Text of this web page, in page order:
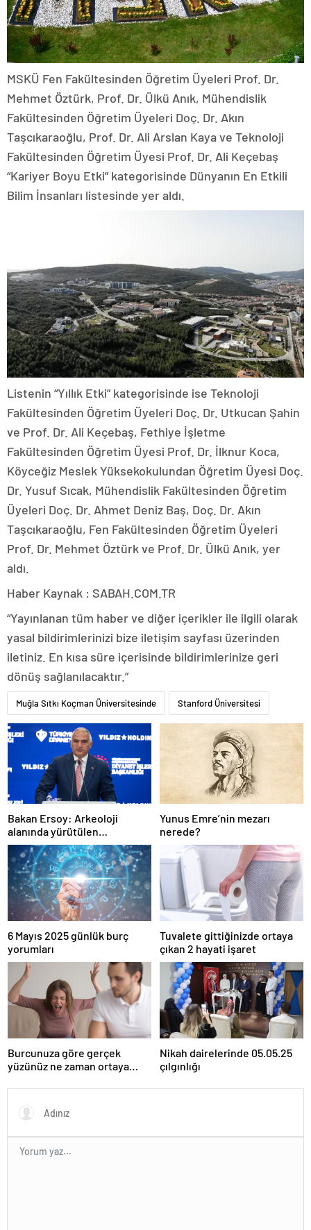
MSKÜ Fen Fakültesinden Öğretim Üyeleri Prof. Dr.
Mehmet Öztürk, Prof. Dr. Ülkü Anık, Mühendislik
Fakültesinden Öğretim Üyeleri Doç. Dr. Akın
Taşcıkaraoğlu, Prof. Dr. Ali Arslan Kaya ve Teknoloji
Fakültesinden Öğretim Üyesi Prof. Dr. Ali Keçebaş
“Kariyer Boyu Etki” kategorisinde Dünyanın En Etkili
Bilim İnsanları listesinde yer aldı.
Listenin “Yıllık Etki” kategorisinde ise Teknoloji
Fakültesinden Öğretim Üyeleri Doç. Dr. Utkucan Şahin
ve Prof. Dr. Ali Keçebaş, Fethiye İşletme
Fakültesinden Öğretim Üyesi Prof. Dr. İlknur Koca,
Köyceğiz Meslek Yüksekokulundan Öğretim Üyesi Doç.
Dr. Yusuf Sıcak, Mühendislik Fakültesinden Öğretim
Üyeleri Doç. Dr. Ahmet Deniz Baş, Doç. Dr. Akın
Taşcıkaraoğlu, Fen Fakültesinden Öğretim Üyeleri
Prof. Dr. Mehmet Öztürk ve Prof. Dr. Ülkü Anık, yer
aldı.
Haber Kaynak : SABAH.COM.TR
“Yayınlanan tüm haber ve diğer içerikler ile ilgili olarak
yasal bildirimlerinizi bize iletişim sayfası üzerinden
iletiniz. En kısa süre içerisinde bildirimlerinize geri
dönüş sağlanılacaktır.”
Muğla Sıtkı Koçman Üniversitesinde Stanford Üniversitesi
Bakan Ersoy: Arkeoloji
alanında yürütülen
çalışmalarla tarih yazıyoruz
Yunus Emre’nin mezarı
nerede?
6 Mayıs 2025 günlük burç
yorumları
Tuvalete gittiğinizde ortaya
çıkan 2 hayati işaret
Burcunuza göre gerçek
yüzünüz ne zaman ortaya
Nikah dairelerinde 05.05.25
çılgınlığı